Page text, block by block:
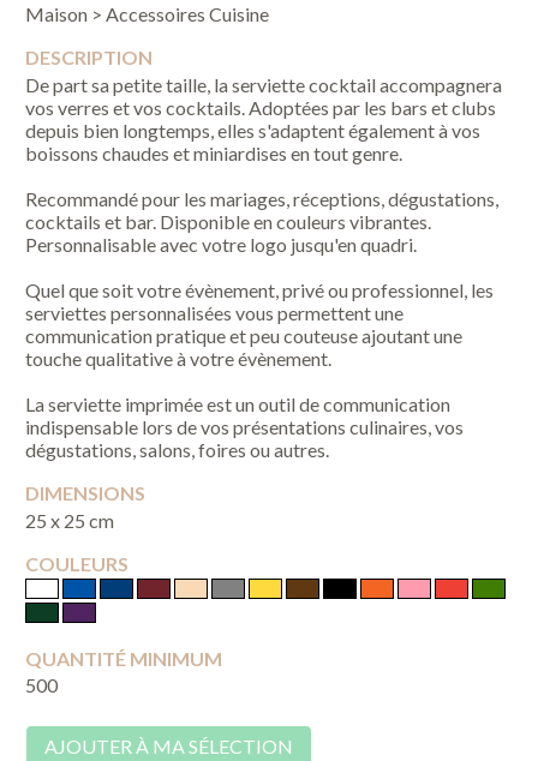
Maison > Accessoires Cuisine
DESCRIPTION
De part sa petite taille, la serviette cocktail accompagnera
vos verres et vos cocktails. Adoptées par les bars et clubs
depuis bien longtemps, elles s'adaptent également à vos
boissons chaudes et miniardises en tout genre.
Recommandé pour les mariages, réceptions, dégustations,
cocktails et bar. Disponible en couleurs vibrantes.
Personnalisable avec votre logo jusqu'en quadri.
Quel que soit votre évènement, privé ou professionnel, les
serviettes personnalisées vous permettent une
communication pratique et peu couteuse ajoutant une
touche qualitative à votre évènement.
La serviette imprimée est un outil de communication
indispensable lors de vos présentations culinaires, vos
dégustations, salons, foires ou autres.
DIMENSIONS
25 x 25 cm
COULEURS
QUANTITÉ MINIMUM
500
AJOUTER À MA SÉLECTION